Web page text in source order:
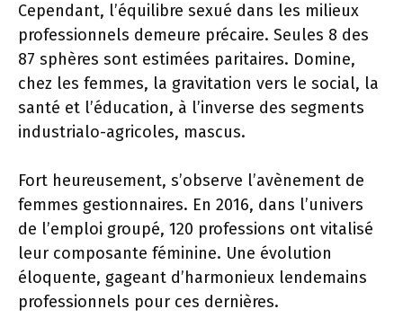
Cependant, l’équilibre sexué dans les milieux
professionnels demeure précaire. Seules 8 des
87 sphères sont estimées paritaires. Domine,
chez les femmes, la gravitation vers le social, la
santé et l’éducation, à l’inverse des segments
industrialo-agricoles, mascus.
Fort heureusement, s’observe l’avènement de
femmes gestionnaires. En 2016, dans l’univers
de l’emploi groupé, 120 professions ont vitalisé
leur composante féminine. Une évolution
éloquente, gageant d’harmonieux lendemains
professionnels pour ces dernières.